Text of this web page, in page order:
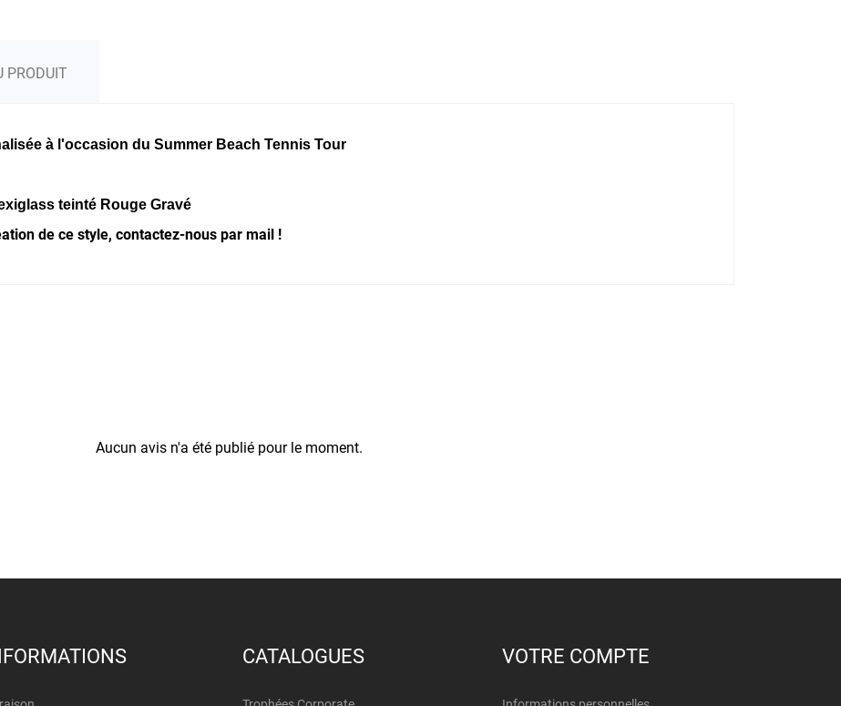
PRODUIT
à l'occasion du Summer Beach Tennis Tour
teinté Rouge Gravé
de ce style, contactez-nous par mail !
Aucun avis n'a été publié pour le moment.
CATALOGUES VOTRE COMPTE